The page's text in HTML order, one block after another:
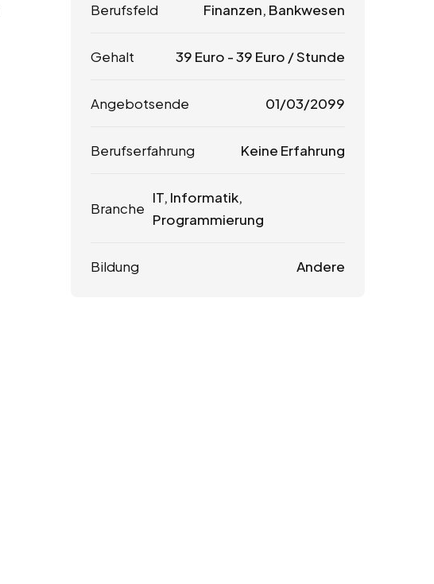
Berufsfeld Finanzen, Bankwesen
Gehalt 39 Euro -39 Euro / Stunde
Angebotsende 01/03/2099
Berufserfahrung Keine Erfahrung
Branche
IT, Informatik,
Programmierung
Bildung Andere